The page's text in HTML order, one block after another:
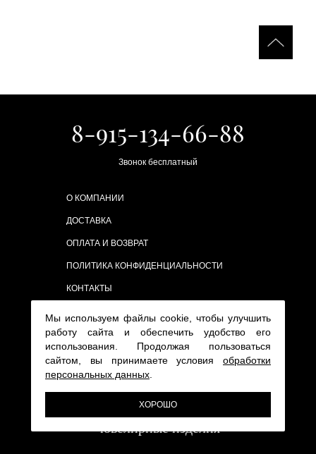
8-915-134-66-88
Звонок бесплатный
О КОМПАНИИ
ДОСТАВКА
ОПЛАТА И ВОЗВРАТ
ПОЛИТИКА КОНФИДЕНЦИАЛЬНОСТИ
КОНТАКТЫ
Мы используем файлы cookie, чтобы улучшить
работу сайта и обеспечить удобство его
использования. Продолжая пользоваться
сайтом, вы принимаете условия обработки
персональных данных
ХОРОШО